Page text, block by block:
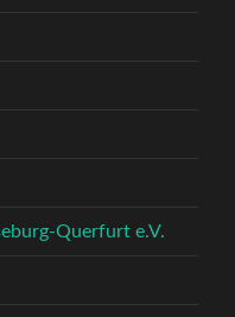
Querfurt e.V.